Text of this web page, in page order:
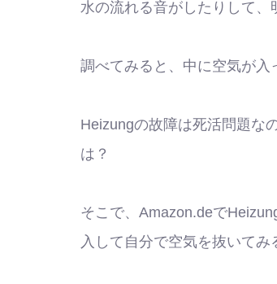
水の流れる音がしたりして、
調べてみると、中に空気が入
Heizungの故障は死活問題な
は？
そこで、Amazon.deで
入して自分で空気を抜いてみ